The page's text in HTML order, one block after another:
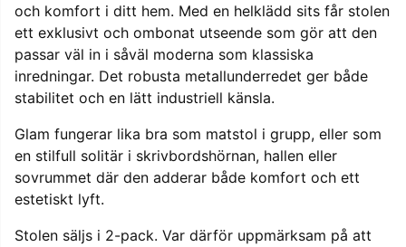
och komfort i ditt hem. Med en helklädd sits får stolen
ett exklusivt och ombonat utseende som gör att den
passar väl in i såväl moderna som klassiska
inredningar. Det robusta metallunderredet ger både
stabilitet och en lätt industriell känsla.
Glam fungerar lika bra som matstol i grupp, eller som
en stilfull solitär i skrivbordshörnan, hallen eller
sovrummet där den adderar både komfort och ett
estetiskt lyft.
Stolen säljs i 2-pack. Var därför uppmärksam på att